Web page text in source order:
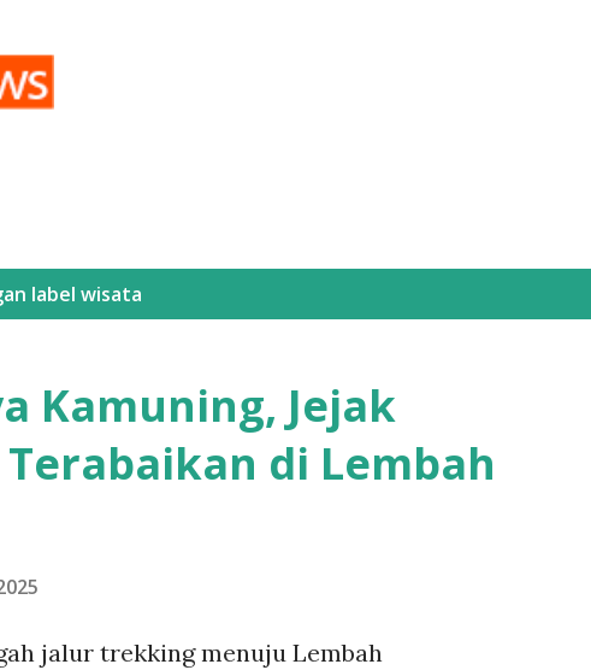
label wisata
Kamuning, Jejak
di Lembah
jalur trekking menuju Lembah